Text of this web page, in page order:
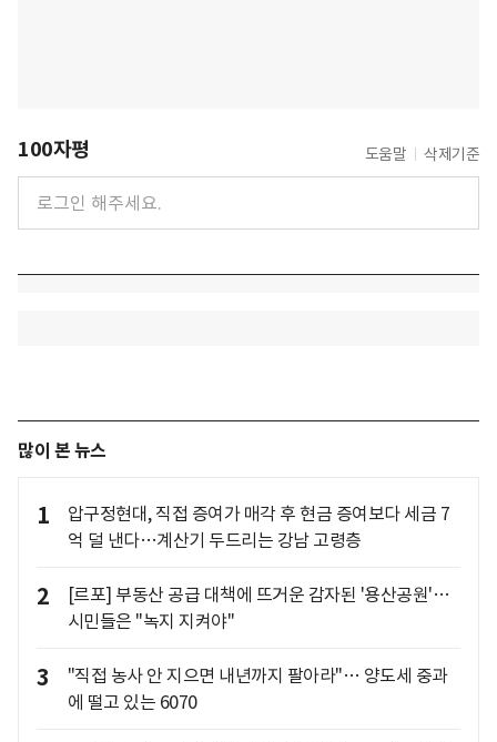
100자평 도움말 삭제기준
많이 본 뉴스
1
압구정현대, 직접 증여가 매각 후 현금 증여보다 세금 7
억 덜 낸다…계산기 두드리는 강남 고령층
2
[르포] 부동산 공급 대책에 뜨거운 감자된 '용산공원'…
시민들은 "녹지 지켜야"
3
"직접 농사 안 지으면 내년까지 팔아라"… 양도세 중과
에 떨고 있는 6070